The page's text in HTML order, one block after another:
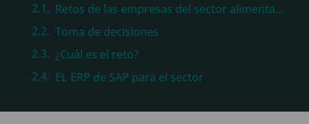
Retos de las empresas del sector alimentario
Toma de decisiones
¿Cuál es el reto?
EL ERP de SAP para el sector